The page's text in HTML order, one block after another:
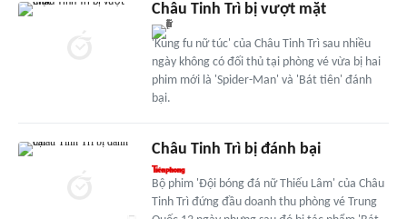
Châu Tinh Trì bị vượt mặt
'Kung fu nữ túc' của Châu Tinh Trì sau nhiều
ngày không có đối thủ tại phòng vé vừa bị hai
phim mới là 'Spider-Man' và 'Bát tiên' đánh
bại.
Châu Tinh Trì bị đánh bại
Bộ phim 'Đội bóng đá nữ Thiếu Lâm' của Châu
Tinh Trì đứng đầu doanh thu phòng vé Trung